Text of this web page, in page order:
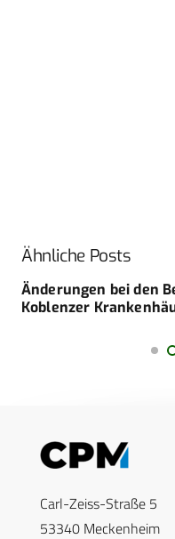
Ähnliche Posts
Änderungen bei den
Koblenzer
Carl-Zeiss-Straße 5
53340 Meckenheim